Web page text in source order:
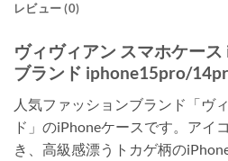
レビュー (0)
ヴィヴィアン スマホケー
ブランド iphone15pro/
人気ファッションブランド「ヴ
ド」のiPhoneケースです。アイ
き、高級感漂うトカゲ柄の